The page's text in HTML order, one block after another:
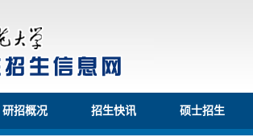
研招概况 招生快讯 硕士招生